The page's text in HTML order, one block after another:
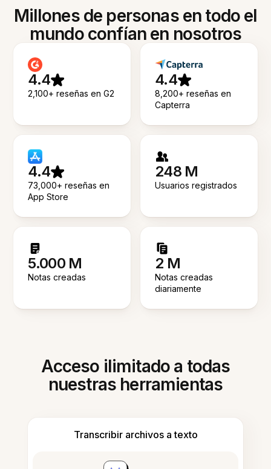
Millones de personas en todo el
mundo confían en nosotros
4.4
2,100+ reseñas en G2
4.4
8,200+ reseñas en
Capterra
4.4
73,000+ reseñas en
App Store
248 M
Usuarios registrados
5.000 M
Notas creadas
2 M
Notas creadas
diariamente
Acceso ilimitado a todas
nuestras herramientas
Transcribir archivos a texto